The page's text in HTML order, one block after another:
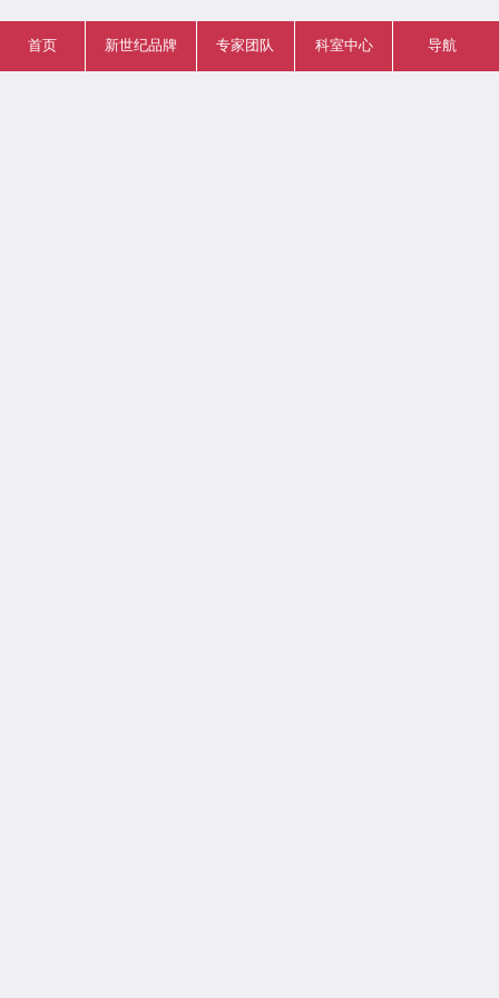
首页 新世纪品牌 专家团队 科室中心 导航